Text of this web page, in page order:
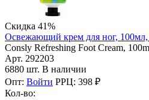
Скидка 41%
Освежающий крем для ног,
Consly Refreshing Foot Cream,
Арт. 292203
6880 шт. В наличии
Опт: Войти РРЦ: 398 ₽
Кол-во: